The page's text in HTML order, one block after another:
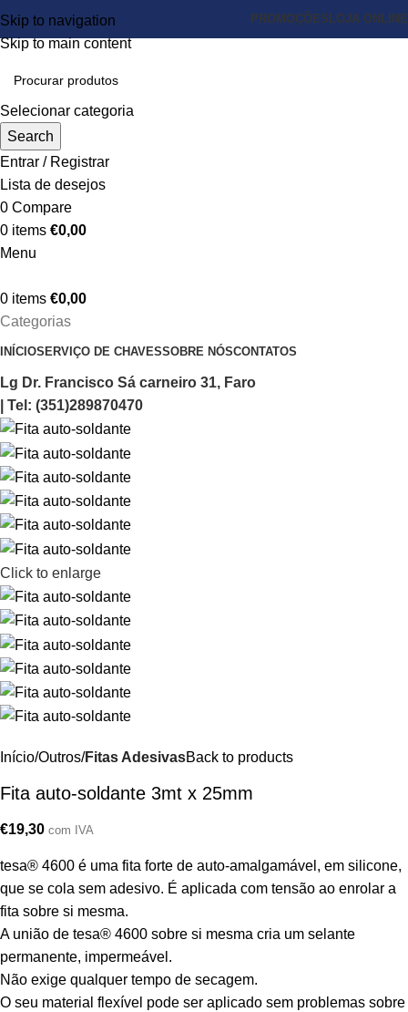
Skip to navigation
Skip to main content
PROMOÇÕES LOJA ONLINE
Selecionar categoria
Search
Entrar / Registrar
Lista de desejos
0 Compare
0 items €0,00
Menu
0 items €0,00
Categorias
INÍCIOSERVIÇO DE CHAVESSOBRE NÓSCONTATOS
Lg Dr. Francisco Sá carneiro 31, Faro
| Tel: (351)289870470
Click to enlarge
Início Outros Fitas AdesivasBack to products
Fita auto-soldante 3mt x 25mm
€19,30 com IVA
tesa® 4600 é uma fita forte de auto-amalgamável, em silicone,
que se cola sem adesivo. É aplicada com tensão ao enrolar a
fita sobre si mesma.
A união de tesa® 4600 sobre si mesma cria um selante
permanente, impermeável.
Não exige qualquer tempo de secagem.
O seu material flexível pode ser aplicado sem problemas sobre